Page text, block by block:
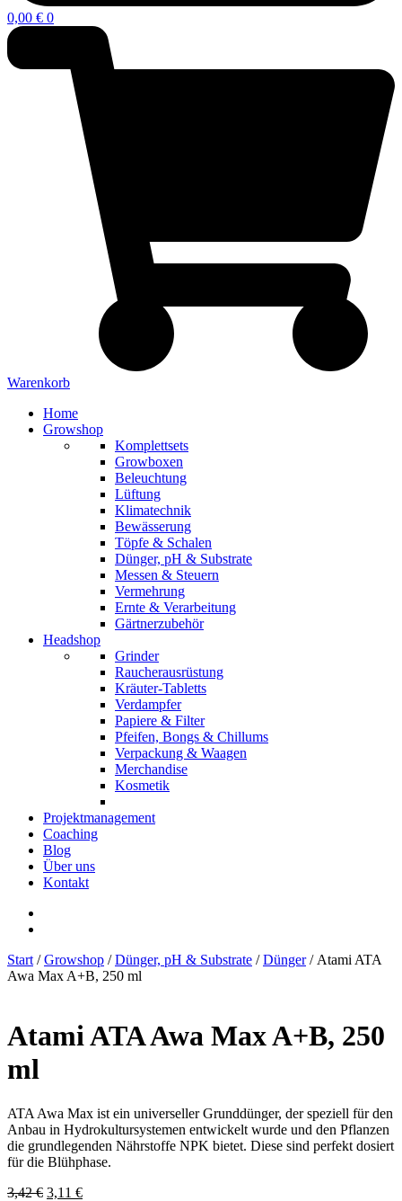
0,00 € 0
Warenkorb
Home
Growshop
Komplettsets
Growboxen
Beleuchtung
Lüftung
Klimatechnik
Bewässerung
Töpfe & Schalen
Dünger, pH & Substrate
Messen & Steuern
Vermehrung
Ernte & Verarbeitung
Gärtnerzubehör
Headshop
Grinder
Raucherausrüstung
Kräuter-Tabletts
Verdampfer
Papiere & Filter
Pfeifen, Bongs & Chillums
Verpackung & Waagen
Merchandise
Kosmetik
Projektmanagement
Coaching
Blog
Über uns
Kontakt
Start /Growshop /Dünger, pH & Substrate /Dünger/ Atami ATA
Awa Max A+B, 250 ml
Atami ATA Awa Max A+B, 250
ml
ATA Awa Max ist ein universeller Grunddünger, der speziell für den
Anbau in Hydrokultursystemen entwickelt wurde und den Pflanzen
die grundlegenden Nährstoffe NPK bietet. Diese sind perfekt dosiert
für die Blühphase.
3,42€ Ursprünglicher
3,11 €Aktueller